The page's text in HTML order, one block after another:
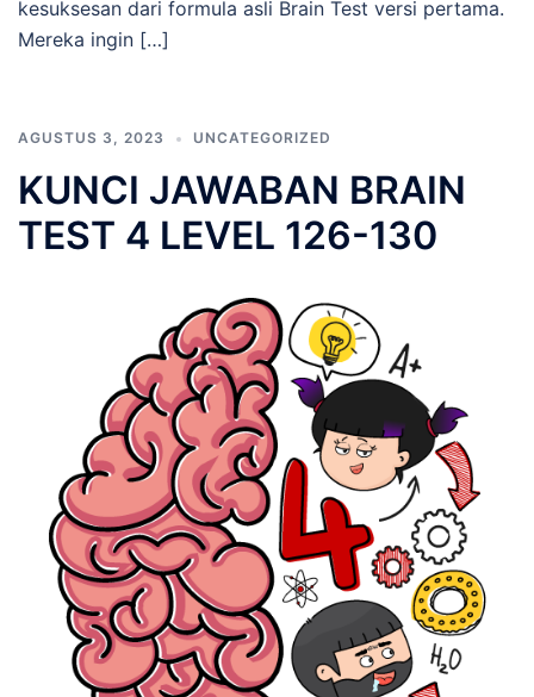
kesuksesan dari formula asli Brain Test versi pertama.
Mereka ingin […]
AGUSTUS 3, 2023 UNCATEGORIZED
KUNCI JAWABAN BRAIN
TEST 4 LEVEL 126-130